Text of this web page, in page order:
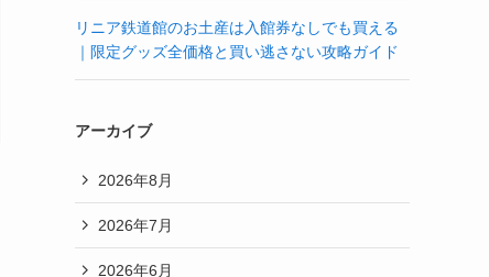
リニア鉄道館のお土産は入館券なしでも買える
｜限定グッズ全価格と買い逃さない攻略ガイド
アーカイブ
2026年8月
2026年7月
2026年6月